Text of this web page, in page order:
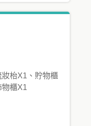
枱X1、貯物櫃
櫃X1